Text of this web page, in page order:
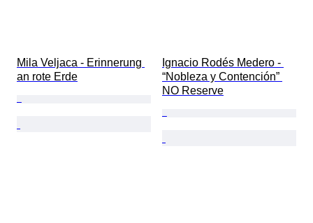
Mila Veljaca - Erinnerung
an rote Erde
Ignacio Rodés Medero -
“Nobleza y Contención”
NO Reserve